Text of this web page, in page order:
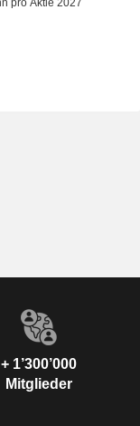
+ 1’300’000
Mitglieder